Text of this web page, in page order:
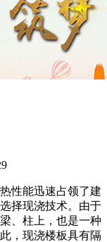
性能迅速占领了建
择现浇技术。由于
、柱上，也是一种
，现浇楼板具有隔